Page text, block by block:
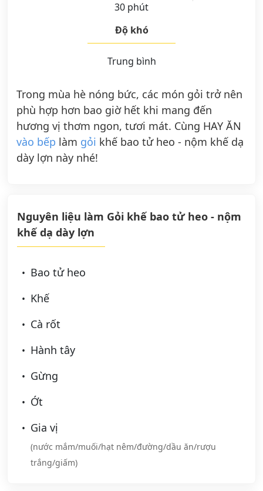
30 phút
Độ khó
Trung bình
Trong mùa hè nóng bức, các món gỏi trở nên
phù hợp hơn bao giờ hết khi mang đến
hương vị thơm ngon, tươi mát. Cùng HAY ĂN
vào bếp làm gỏi khế bao tử heo - nộm khế dạ
dày lợn này nhé!
Nguyên liệu làm Gỏi khế bao tử heo - nộm
khế dạ dày lợn
Bao tử heo
Khế
Cà rốt
Hành tây
Gừng
Ớt
Gia vị
(nước mắm/muối/hạt nêm/đường/dầu ăn/rượu
trắng/giấm)